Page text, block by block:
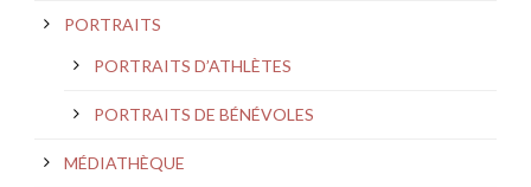
PORTRAITS
PORTRAITS D’ATHLÈTES
PORTRAITS DE BÉNÉVOLES
MÉDIATHÈQUE